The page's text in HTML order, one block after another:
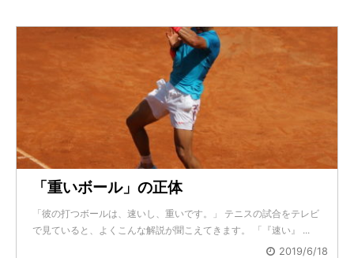
「重いボール」の正体
「彼の打つボールは、速いし、重いです。」 テニスの試合をテレビ
で見ていると、よくこんな解説が聞こえてきます。 「『速い』 ...
2019/6/18